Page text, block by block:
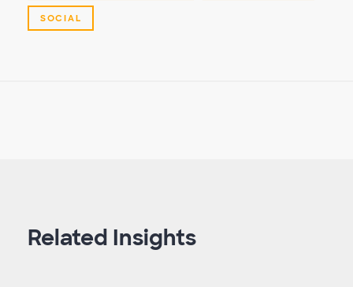
SOCIAL
Related Insights